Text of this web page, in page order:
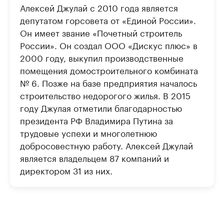
Алексей Джулай с 2010 года является
депутатом горсовета от «Единой России».
Он имеет звание «Почетный строитель
России». Он создал ООО «Дискус плюс» в
2000 году, выкупил производственные
помещения домостроительного комбината
№ 6. Позже на базе предприятия началось
строительство недорогого жилья. В 2015
году Джулая отметили благодарностью
президента РФ Владимира Путина за
трудовые успехи и многолетнюю
добросовестную работу. Алексей Джулай
является владельцем 87 компаний и
директором 31 из них.